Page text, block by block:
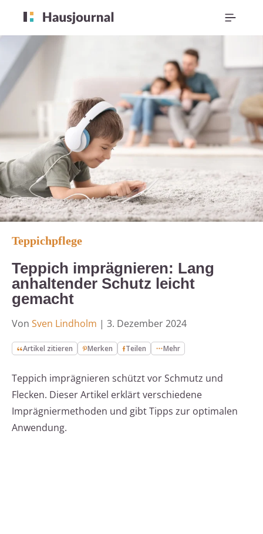
Teppichpflege
Teppich imprägnieren: Lang
anhaltender Schutz leicht
gemacht
Von Sven Lindholm | 3. Dezember 2024
Artikel zitieren Merken Teilen Mehr
Teppich imprägnieren schützt vor Schmutz und
Flecken. Dieser Artikel erklärt verschiedene
Imprägniermethoden und gibt Tipps zur optimalen
Anwendung.